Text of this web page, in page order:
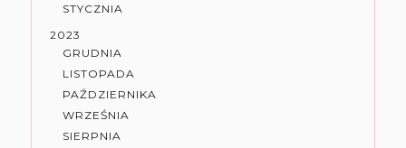
STYCZNIA
2023
GRUDNIA
LISTOPADA
PAŹDZIERNIKA
WRZEŚNIA
SIERPNIA